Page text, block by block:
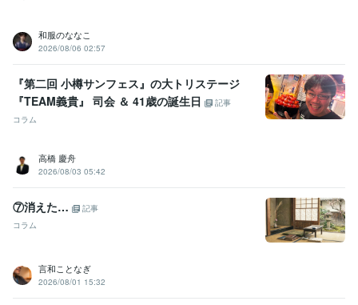
和服のななこ
2026/08/06 02:57
『第二回 小樽サンフェス』の大トリステージ
『TEAM義貴』 司会 ＆ 41歳の誕生日
記事
コラム
高橋 慶舟
2026/08/03 05:42
⑦消えた…
記事
コラム
言和ことなぎ
2026/08/01 15:32